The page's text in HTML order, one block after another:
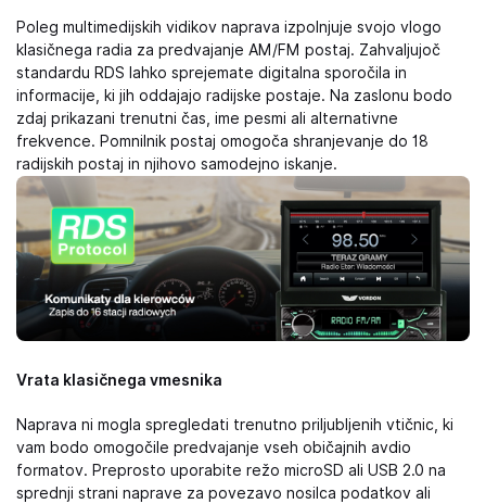
Poleg multimedijskih vidikov naprava izpolnjuje svojo vlogo
klasičnega radia za predvajanje AM/FM postaj. Zahvaljujoč
standardu RDS lahko sprejemate digitalna sporočila in
informacije, ki jih oddajajo radijske postaje. Na zaslonu bodo
zdaj prikazani trenutni čas, ime pesmi ali alternativne
frekvence. Pomnilnik postaj omogoča shranjevanje do 18
radijskih postaj in njihovo samodejno iskanje.
Vrata klasičnega vmesnika
Naprava ni mogla spregledati trenutno priljubljenih vtičnic, ki
vam bodo omogočile predvajanje vseh običajnih avdio
formatov. Preprosto uporabite režo microSD ali USB 2.0 na
sprednji strani naprave za povezavo nosilca podatkov ali